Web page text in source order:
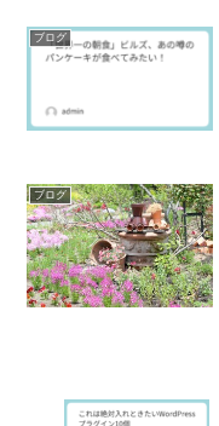
ブログ
ブログ